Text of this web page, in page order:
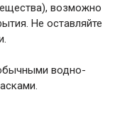
возможно
Не оставляйте
водно-